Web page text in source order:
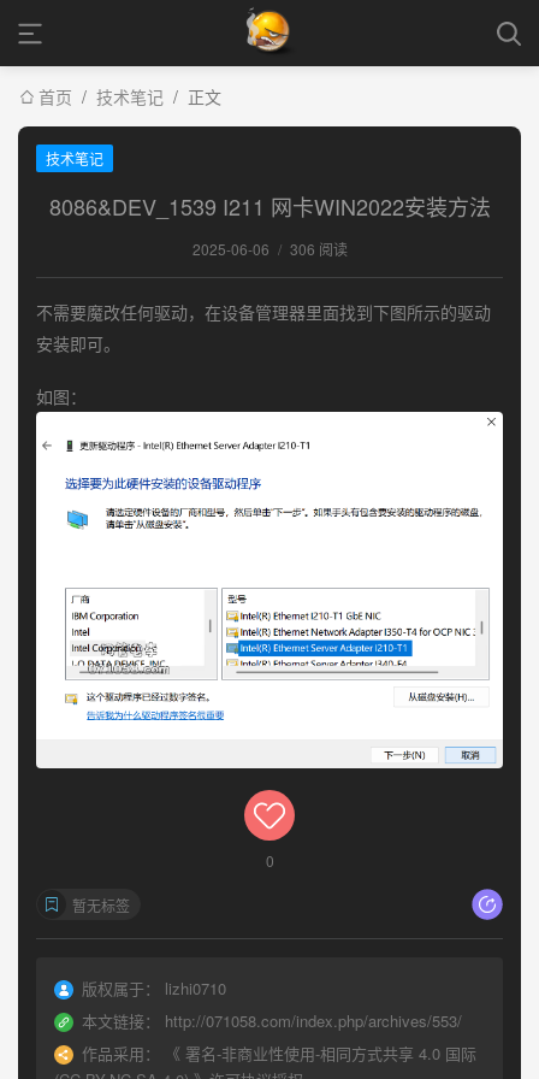
首页 / 技术笔记 / 正文
技术笔记
8086&DEV_1539 I211 网卡WIN2022安装方法
2025-06-06 / 306 阅读
不需要魔改任何驱动，在设备管理器里面找到下图所示的驱动
安装即可。
如图：
0
暂无标签
版权属于：
lizhi0710
本文链接：
http://071058.com/index.php/archives/553/
作品采用：
《 署名-非商业性使用-相同方式共享 4.0 国际